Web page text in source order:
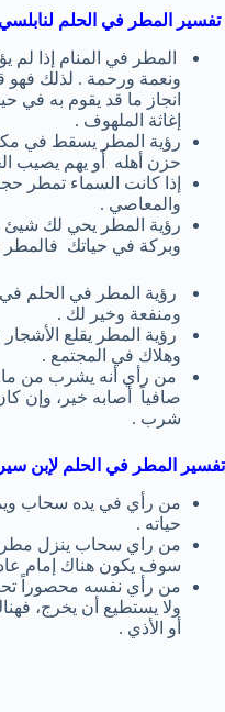
تفسير المطر في الحلم
المطر في المنام إذا
ونعمة ورحمة . لذلك فهو
انجاز ما قد يقوم به في
إغاثة الملهوف .
رؤية المطر يسقط في
حزن أهله أو يهم يصيب
إذا كانت السماء تمطر
والمعاصي .
رؤية المطر يحي لك شيئ
وبركة في حياتك
رؤية المطر في الحلم في
ومنفعة وخير لك .
رؤية المطر يقلع
وهلاك في المجتمع .
من رأي أنه يشرب من
صافياً أصابه خير، وإن
شرب .
تفسير المطر في الحلم لإبن
من رأي في يده سحاب
حياته .
من راي سحاب ينزل مطر
سوف يكون هناك إمام
من رأي نفسه محصوراً
ولا يستطيع أن يخرج،
أو الأذي .